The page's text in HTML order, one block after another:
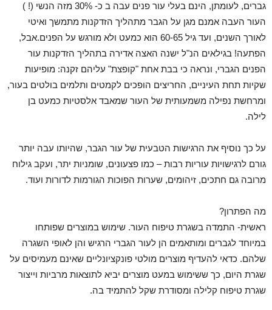
גברים, לעומתן, הינם בעלי עור פנים עבה ב כ- 30% מזה הנשי (! )
העור העבה אמנם מגן על הגבר מתהליך הזדקנות מתמשך ואיטי
לאורך השנים, ועד גיל 60-65 הוא כמעט ולא מורגש על הפנים.אבל,
הפתעה! בגילאים הנ"ל ישנה האצה אדירה בתהליך הזדקנות עור
הפנים הגברי, ונראה כי בבת אחת "קופצת" עליהם זקנה: מופיעות
שקיות תחת העיניים, החריצים הופכים לקמטים ותלמים בולטים בעור,
ומרחשת נפילה משמעותית של העור שמאבד אלסטיות כמעט בן
לילה.
על כך נוסיף את הרגישות הטבעית של עור הגבר, שהיותו עבה יותר
גורם לרגישויות עוריות רבות – כמו פצעונים, שומניות יתר, ועקב גילוח
מרובה גם חתכים, זיהומים, שערות הפוכות הגורמות לדורות ועוד.
מה הפתרון?
ראשית- התמדה בשגרת טיפוח העור. שימוש במוצרים שפותחו
במיוחד לגברים ומותאמים הן לעור הגברי הרגיש והן לאופי השגרה
שלהם. כדאי להעדיף מוצרים מולטי פונקציונליים שאינם מעמיסים על
שגרת היום, כך ששימוש במעט מוצרים יביא לתוצאות מרביות וייצור
שגרת טיפוח קלילה ומסודרת שקל להתמיד בה.